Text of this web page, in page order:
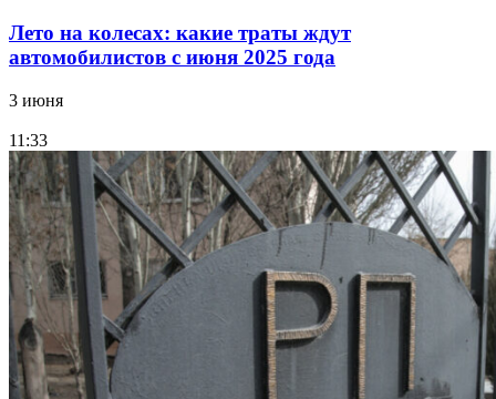
Лето на колесах: какие траты ждут
автомобилистов с июня 2025 года
3 июня
11:33